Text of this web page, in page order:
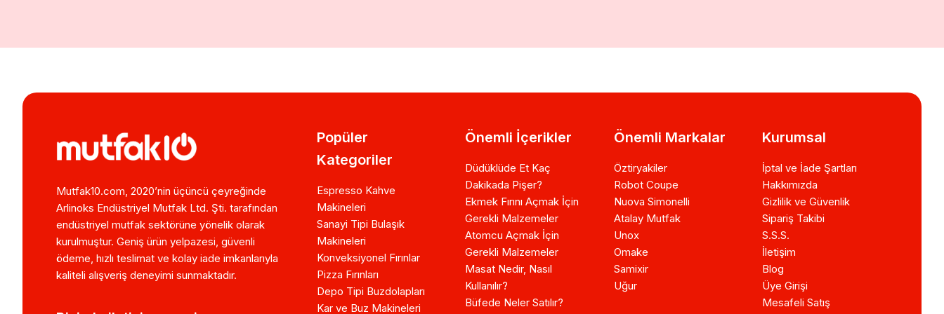
Mutfak10.com, 2020’nin üçüncü çeyreğinde
Arlinoks Endüstriyel Mutfak Ltd. Şti. tarafından
endüstriyel mutfak sektörüne yönelik olarak
kurulmuştur. Geniş ürün yelpazesi, güvenli
ödeme, hızlı teslimat ve kolay iade imkanlarıyla
kaliteli alışveriş deneyimi sunmaktadır.
Popüler
Kategoriler
Espresso Kahve
Makineleri
Sanayi Tipi Bulaşık
Makineleri
Konveksiyonel Fırınlar
Pizza Fırınları
Depo Tipi Buzdolapları
Kar ve Buz Makineleri
Önemli İçerikler
Düdüklüde Et Kaç
Dakikada Pişer?
Ekmek Fırını Açmak İçin
Gerekli Malzemeler
Atomcu Açmak İçin
Gerekli Malzemeler
Masat Nedir, Nasıl
Kullanılır?
Büfede Neler Satılır?
Önemli Markalar
Öztiryakiler
Robot Coupe
Nuova Simonelli
Atalay Mutfak
Unox
Omake
Samixir
Uğur
Kurumsal
İptal ve İade Şartları
Hakkımızda
Gizlilik ve Güvenlik
Sipariş Takibi
S.S.S.
İletişim
Blog
Üye Girişi
Mesafeli Satış